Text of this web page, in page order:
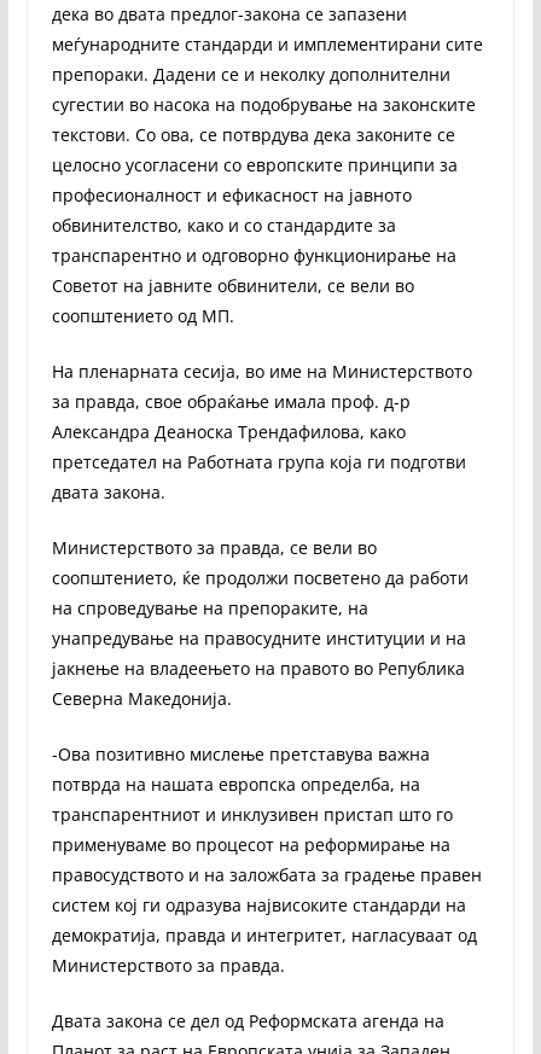
дека во двата предлог-закона се запазени
меѓународните стандарди и имплементирани сите
препораки. Дадени се и неколку дополнителни
сугестии во насока на подобрување на законските
текстови. Со ова, се потврдува дека законите се
целосно усогласени со европските принципи за
професионалност и ефикасност на јавното
обвинителство, како и со стандардите за
транспарентно и одговорно функционирање на
Советот на јавните обвинители, се вели во
соопштението од МП.
На пленарната сесија, во име на Министерството
за правда, свое обраќање имала проф. д-р
Александра Деаноска Трендафилова, како
претседател на Работната група која ги подготви
двата закона.
Министерството за правда, се вели во
соопштението, ќе продолжи посветено да работи
на спроведување на препораките, на
унапредување на правосудните институции и на
јакнење на владеењето на правото во Република
Северна Македонија.
-Ова позитивно мислење претставува важна
потврда на нашата европска определба, на
транспарентниот и инклузивен пристап што го
применуваме во процесот на реформирање на
правосудството и на заложбата за градење правен
систем кој ги одразува највисоките стандарди на
демократија, правда и интегритет, нагласуваат од
Министерството за правда.
Двата закона се дел од Реформската агенда на